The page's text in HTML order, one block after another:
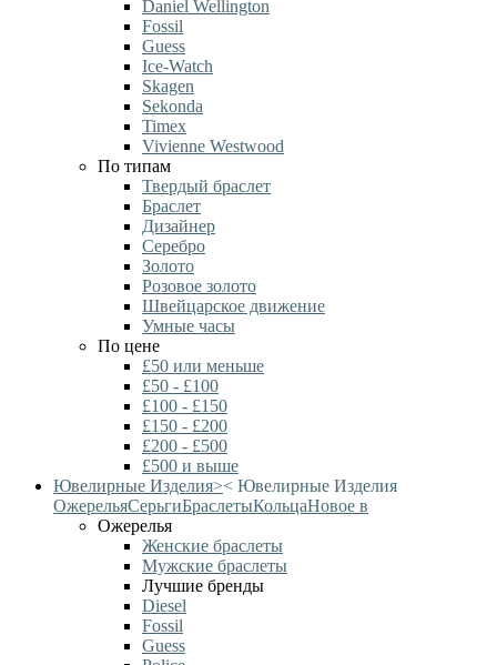
Daniel Wellington
Fossil
Guess
Ice-Watch
Skagen
Sekonda
Timex
Vivienne Westwood
По типам
Твердый браслет
Браслет
Дизайнер
Серебро
Золото
Розовое золото
Швейцарское движение
Умные часы
По цене
£50 или меньше
£50 - £100
£100 - £150
£150 - £200
£200 - £500
£500 и выше
Ювелирные Изделия>< Ювелирные Изделия
ОжерельяСерьгиБраслетыКольцаНовое в
Ожерелья
Женские браслеты
Мужские браслеты
Лучшие бренды
Diesel
Fossil
Guess